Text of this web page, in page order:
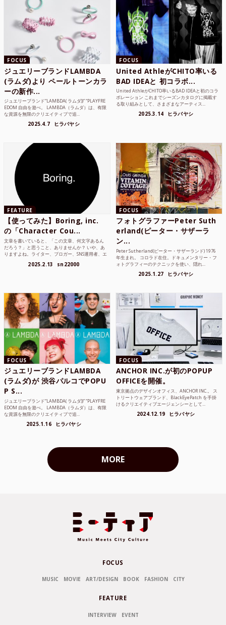
FOCUS
ジュエリーブランドLAMBDA
(ラムダ)より ペールトーンカラ
ーの新作...
ジュエリーブランド“LAMBDA( ラムダ))” “PLAYFRE
EDOM 自由を遊べ。 LAMBDA（ラムダ）は、有限
な資源を無限のクリエイティブで追...
2025.4.7 ヒラバヤシ
FOCUS
United AthleがCHITO率いる
BAD IDEAと 初コラボ...
United AthleがCHITO率いるBAD IDEAと初のコラ
ボレーション これまでシーズンカタログに掲載す
る取り組みとして、さまざまなアーティス...
2025.3.14 ヒラバヤシ
FEATURE
【使ってみた】Boring, inc.
の「Character Cou...
文章を書いていると、「この文章、何文字あるん
だろう？」と思うこと、ありませんか？ いや、あ
りますよね。ライター、ブロガー、SNS運用者、エ
2025.2.13 sn22000
FOCUS
フォトグラファーPeter Suth
erland(ピーター・サザーラ
ン...
Peter Sutherland(ピーター・サザーランド) 1976
年生まれ。 コロラド在住。ドキュメンタリー・フ
ォトグラフィーのテクニックを使い、隠れ...
2025.1.27 ヒラバヤシ
FOCUS
ジュエリーブランドLAMBDA
(ラムダ)が 渋谷パルコでPOPU
P S...
ジュエリーブランド“LAMBDA( ラムダ))” “PLAYFRE
EDOM 自由を遊べ。 LAMBDA（ラムダ）は、有限
な資源を無限のクリエイティブで追...
2025.1.16 ヒラバヤシ
FOCUS
ANCHOR INC.が初のPOPUP
OFFICEを開催。
東京拠点のデザインオフィス、ANCHOR INC.。 ス
トリートウェアブランド、BlackEyePatch を手掛
けるクリエイティブエージェンシーとして...
2024.12.19 ヒラバヤシ
MORE
FOCUS
MUSIC MOVIE ART/DESIGN BOOK FASHION CITY
FEATURE
INTERVIEW EVENT